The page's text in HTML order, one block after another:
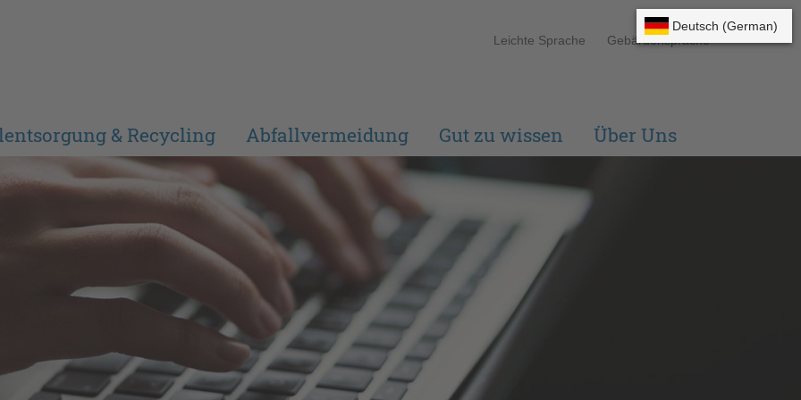
Leichte Sprache Gebärdensprache
& Recycling Abfallvermeidung Gut zu wissen Über Uns